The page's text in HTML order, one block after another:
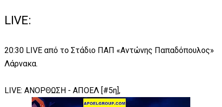
LIVE:
20:30 LIVE από το Στάδιο ΠΑΠ «Αντώνης Παπαδόπουλος»
Λάρνακα.
LIVE: ΑΝΟΡΘΩΣΗ - ΑΠΟΕΛ [#5η],